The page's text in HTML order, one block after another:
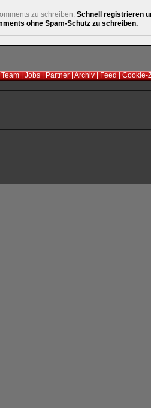
zu schreiben. Schnell registrieren
ohne Spam-Schutz zu schreiben.
Team|Jobs|Partner|Archiv|Feed|Cookie-